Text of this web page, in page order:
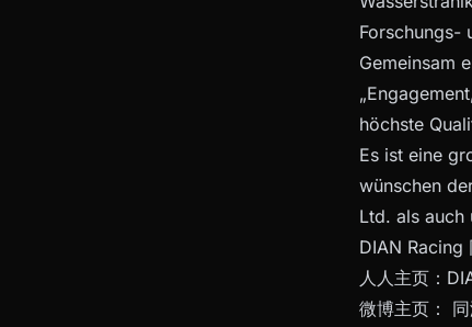
Forschungs-
Gemeinsam
höchste
Es ist eine
wünschen
Ltd. als auch
DIAN Racing
人人主页：
微博主页：